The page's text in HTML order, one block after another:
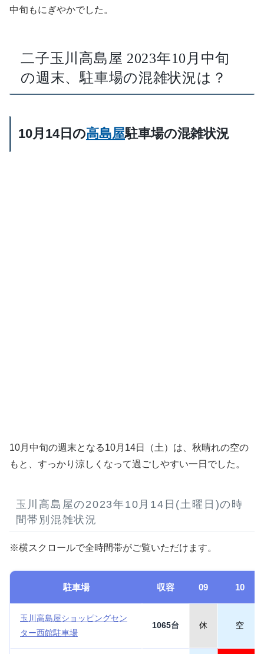
中旬もにぎやかでした。
二子玉川高島屋 2023年10月中旬
の週末、駐車場の混雑状況は？
10月14日の高島屋駐車場の混雑状況
10月中旬の週末となる10月14日（土）は、秋晴れの空の
もと、すっかり涼しくなって過ごしやすい一日でした。
玉川高島屋の2023年10月14日(土曜日)の時
間帯別混雑状況
※横スクロールで全時間帯がご覧いただけます。
駐車場 収容 09 10
玉川高島屋ショッピングセン
ター西館駐車場
1065台 休 空